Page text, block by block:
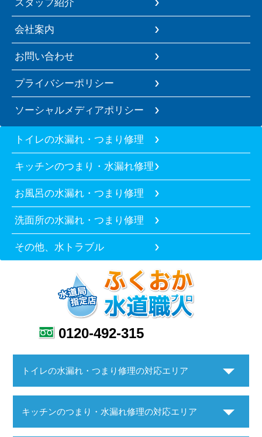
会社案内
お問い合わせ
プライバシーポリシー
ソーシャルメディアポリシー
トイレの水漏れ・つまり修理
キッチンのつまり・水漏れ修理
お風呂の水漏れ・つまり修理
洗面所の水漏れ・つまり修理
その他、水トラブル
0120-492-315
トイレの水漏れ・つまり修理の対応エリア
キッチンのつまり・水漏れ修理の対応エリア